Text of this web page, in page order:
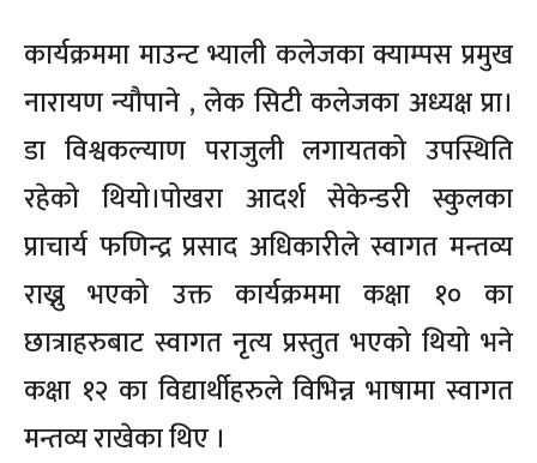
कार्यक्रममा माउन्ट भ्याली कलेजका क्याम्पस प्रमुख
नारायण न्यौपाने , लेक सिटी कलेजका अध्यक्ष प्रा।
डा विश्वकल्याण पराजुली लगायतको उपस्थिति
रहेको थियो।पोखरा आदर्श सेकेन्डरी स्कुलका
प्राचार्य फणिन्द्र प्रसाद अधिकारीले स्वागत मन्तव्य
राख्नु भएको उक्त कार्यक्रममा कक्षा १० का
छात्राहरुबाट स्वागत नृत्य प्रस्तुत भएको थियो भने
कक्षा १२ का विद्यार्थीहरुले विभिन्न भाषामा स्वागत
मन्तव्य राखेका थिए ।